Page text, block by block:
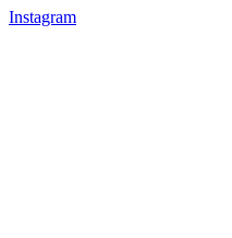
Instagram